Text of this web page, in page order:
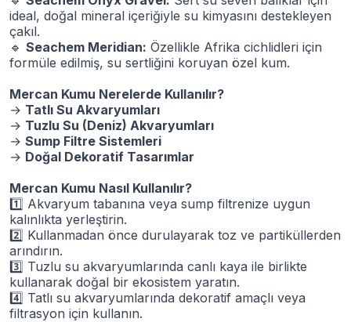
ideal, doğal mineral içeriğiyle su kimyasını destekleyen
çakıl.
🔹 Seachem Meridian: Özellikle Afrika cichlidleri için
formüle edilmiş, su sertliğini koruyan özel kum.
Mercan Kumu Nerelerde Kullanılır?
→ Tatlı Su Akvaryumları
→ Tuzlu Su (Deniz) Akvaryumları
→ Sump Filtre Sistemleri
→ Doğal Dekoratif Tasarımlar
Mercan Kumu Nasıl Kullanılır?
1️ Akvaryum tabanına veya sump filtrenize uygun
kalınlıkta yerleştirin.
2️ Kullanmadan önce durulayarak toz ve partiküllerden
arındırın.
3️ Tuzlu su akvaryumlarında canlı kaya ile birlikte
kullanarak doğal bir ekosistem yaratın.
4️ Tatlı su akvaryumlarında dekoratif amaçlı veya
filtrasyon için kullanın.